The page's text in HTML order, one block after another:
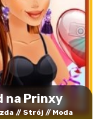
na Prinxy
Strój Moda